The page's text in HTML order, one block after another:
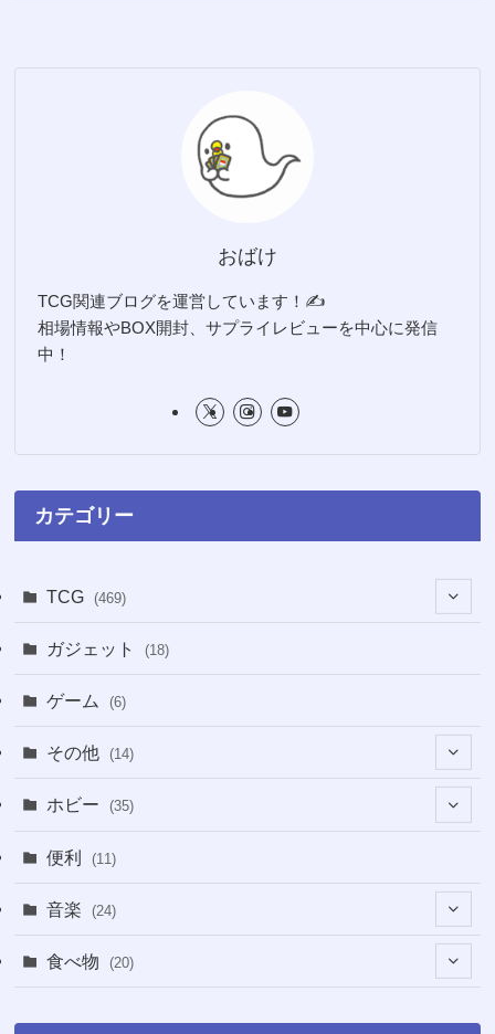
おばけ
TCG関連ブログを運営しています！✍️
相場情報やBOX開封、サプライレビューを中心に発信
中！
カテゴリー
TCG (469)
(16)
(1)
(3)
(12)
(4)
(7)
(8)
ガジェット (18)
ゲーム (6)
その他 (14)
(1)
ホビー (35)
便利 (11)
音楽 (24)
(18)
食べ物 (20)